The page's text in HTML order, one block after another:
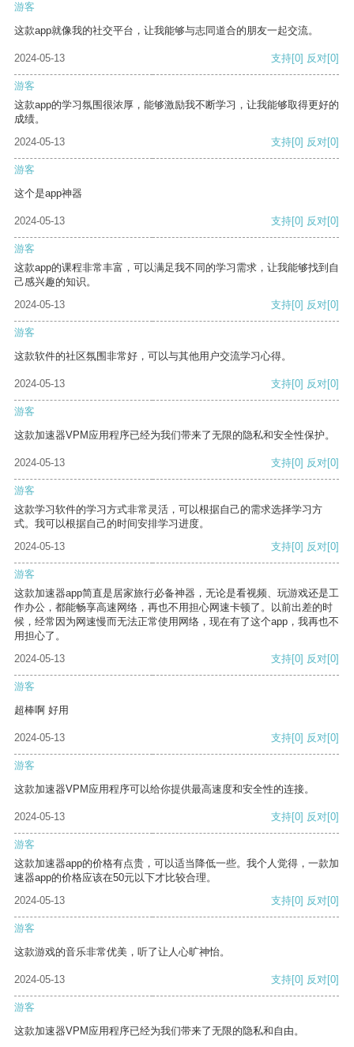
游客
这款app就像我的社交平台，让我能够与志同道合的朋友一起交流。
2024-05-13 支持[0] 反对[0]
游客
这款app的学习氛围很浓厚，能够激励我不断学习，让我能够取得更好的
成绩。
2024-05-13
支持[0] 反对[0]
游客
这个是app神器
2024-05-13 支持[0] 反对[0]
游客
这款app的课程非常丰富，可以满足我不同的学习需求，让我能够找到自
己感兴趣的知识。
2024-05-13
支持[0] 反对[0]
游客
这款软件的社区氛围非常好，可以与其他用户交流学习心得。
2024-05-13 支持[0] 反对[0]
游客
这款加速器VPM应用程序已经为我们带来了无限的隐私和安全性保护。
2024-05-13 支持[0] 反对[0]
游客
这款学习软件的学习方式非常灵活，可以根据自己的需求选择学习方
式。我可以根据自己的时间安排学习进度。
2024-05-13
支持[0] 反对[0]
游客
这款加速器app简直是居家旅行必备神器，无论是看视频、玩游戏还是工
作办公，都能畅享高速网络，再也不用担心网速卡顿了。以前出差的时
候，经常因为网速慢而无法正常使用网络，现在有了这个app，我再也不
用担心了。
2024-05-13
支持[0] 反对[0]
游客
超棒啊 好用
2024-05-13 支持[0] 反对[0]
游客
这款加速器VPM应用程序可以给你提供最高速度和安全性的连接。
2024-05-13 支持[0] 反对[0]
游客
这款加速器app的价格有点贵，可以适当降低一些。我个人觉得，一款加
速器app的价格应该在50元以下才比较合理。
2024-05-13
支持[0] 反对[0]
游客
这款游戏的音乐非常优美，听了让人心旷神怡。
2024-05-13 支持[0] 反对[0]
游客
这款加速器VPM应用程序已经为我们带来了无限的隐私和自由。